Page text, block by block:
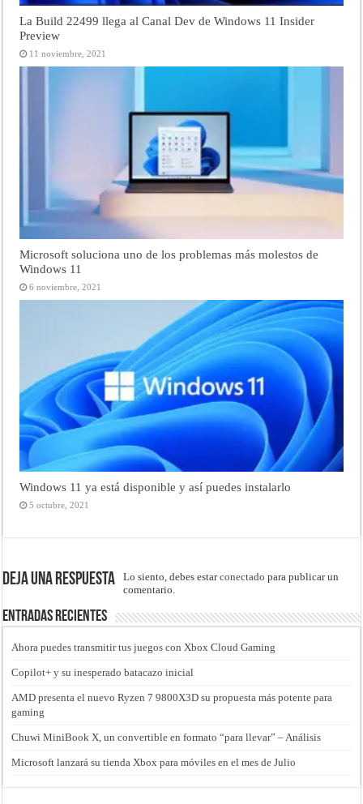
La Build 22499 llega al Canal Dev de Windows 11 Insider
Preview
11 noviembre, 2021
Microsoft soluciona uno de los problemas más molestos de
Windows 11
6 noviembre, 2021
Windows 11 ya está disponible y así puedes instalarlo
5 octubre, 2021
Deja una respuesta Lo siento, debes estarconectado para publicar un
comentario.
Entradas recientes
Ahora puedes transmitir tus juegos con Xbox Cloud Gaming
Copilot+ y su inesperado batacazo inicial
AMD presenta el nuevo Ryzen 7 9800X3D su propuesta más potente para
gaming
Chuwi MiniBook X, un convertible en formato “para llevar” – Análisis
Microsoft lanzará su tienda Xbox para móviles en el mes de Julio